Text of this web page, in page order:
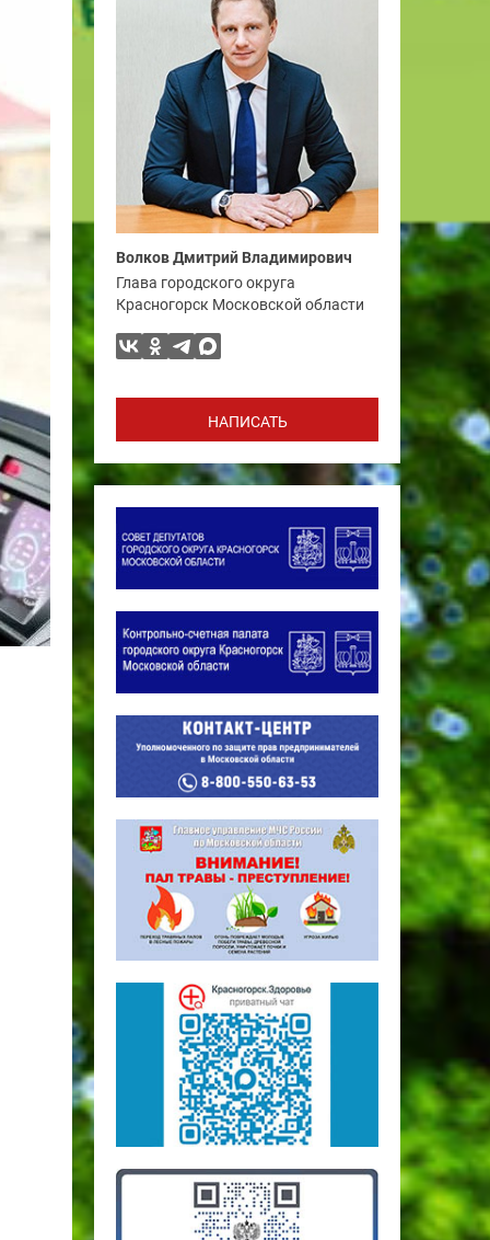
Волков Дмитрий Владимирович
Глава городского округа
Красногорск Московской области
НАПИСАТЬ